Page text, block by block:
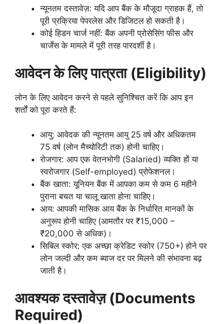
न्यूनतम दस्तावेज़: यदि आप बैंक के मौजूदा ग्राहक हैं, तो
पूरी प्रक्रिया पेपरलेस और डिजिटल हो सकती है।
कोई हिडन चार्ज नहीं: बैंक अपनी प्रोसेसिंग फीस और
चार्जेस के मामले में पूरी तरह पारदर्शी है।
आवेदन के लिए पात्रता (Eligibility)
लोन के लिए आवेदन करने से पहले सुनिश्चित करें कि आप इन
शर्तों को पूरा करते हैं:
आयु: आवेदक की न्यूनतम आयु 25 वर्ष और अधिकतम
75 वर्ष (लोन मैच्योरिटी तक) होनी चाहिए।
रोजगार: आप एक वेतनभोगी (Salaried) व्यक्ति हों या
स्वरोजगार (Self-employed) प्रोफेशनल।
बैंक खाता: यूनियन बैंक में आपका कम से कम 6 महीने
पुराना बचत या चालू खाता होना चाहिए।
आय: आपकी मासिक आय बैंक के निर्धारित मानकों के
अनुरूप होनी चाहिए (आमतौर पर ₹15,000 –
₹20,000 से अधिक)।
सिबिल स्कोर: एक अच्छा क्रेडिट स्कोर (750+) होने पर
लोन जल्दी और कम ब्याज दर पर मिलने की संभावना बढ़
जाती है।
आवश्यक दस्तावेज़ (Documents
Required)